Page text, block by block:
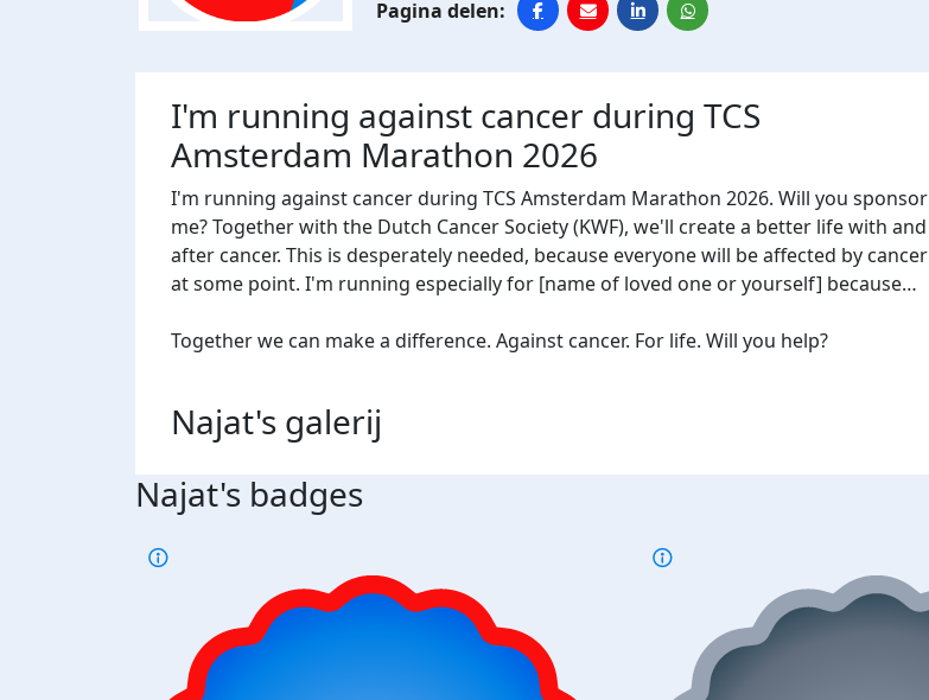
I'm running against cancer during TCS
Amsterdam Marathon 2026
I'm running against cancer during TCS Amsterdam Marathon 2026. Will you sponsor
me? Together with the Dutch Cancer Society (KWF), we'll create a better life with and
after cancer. This is desperately needed, because everyone will be affected by cancer
at some point. I'm running especially for [name of loved one or yourself] because…
Together we can make a difference. Against cancer. For life. Will you help?
Najat's galerij
Najat's badges